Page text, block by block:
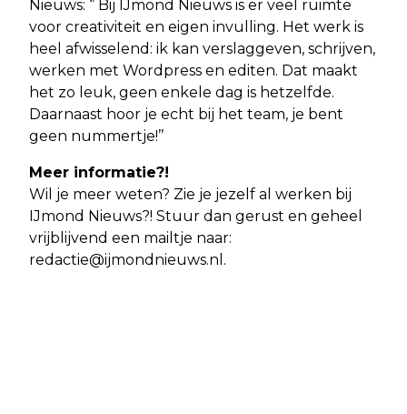
Nieuws: ‘’ Bij IJmond Nieuws is er veel ruimte
voor creativiteit en eigen invulling. Het werk is
heel afwisselend: ik kan verslaggeven, schrijven,
werken met Wordpress en editen. Dat maakt
het zo leuk, geen enkele dag is hetzelfde.
Daarnaast hoor je echt bij het team, je bent
geen nummertje!’’
Meer informatie?!
Wil je meer weten? Zie je jezelf al werken bij
IJmond Nieuws?! Stuur dan gerust en geheel
vrijblijvend een mailtje naar:
redactie@ijmondnieuws.nl .